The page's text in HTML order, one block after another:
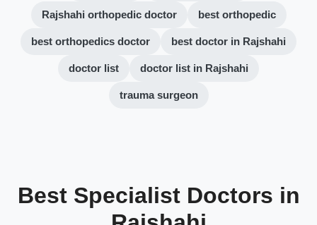
Rajshahi orthopedic doctor best orthopedic
best orthopedics doctor best doctor in Rajshahi
doctor list doctor list in Rajshahi
trauma surgeon
Best Specialist Doctors in